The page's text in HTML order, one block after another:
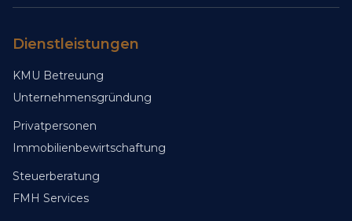
Dienstleistungen
KMU Betreuung
Unternehmensgründung
Privatpersonen
Immobilienbewirtschaftung
Steuerberatung
FMH Services